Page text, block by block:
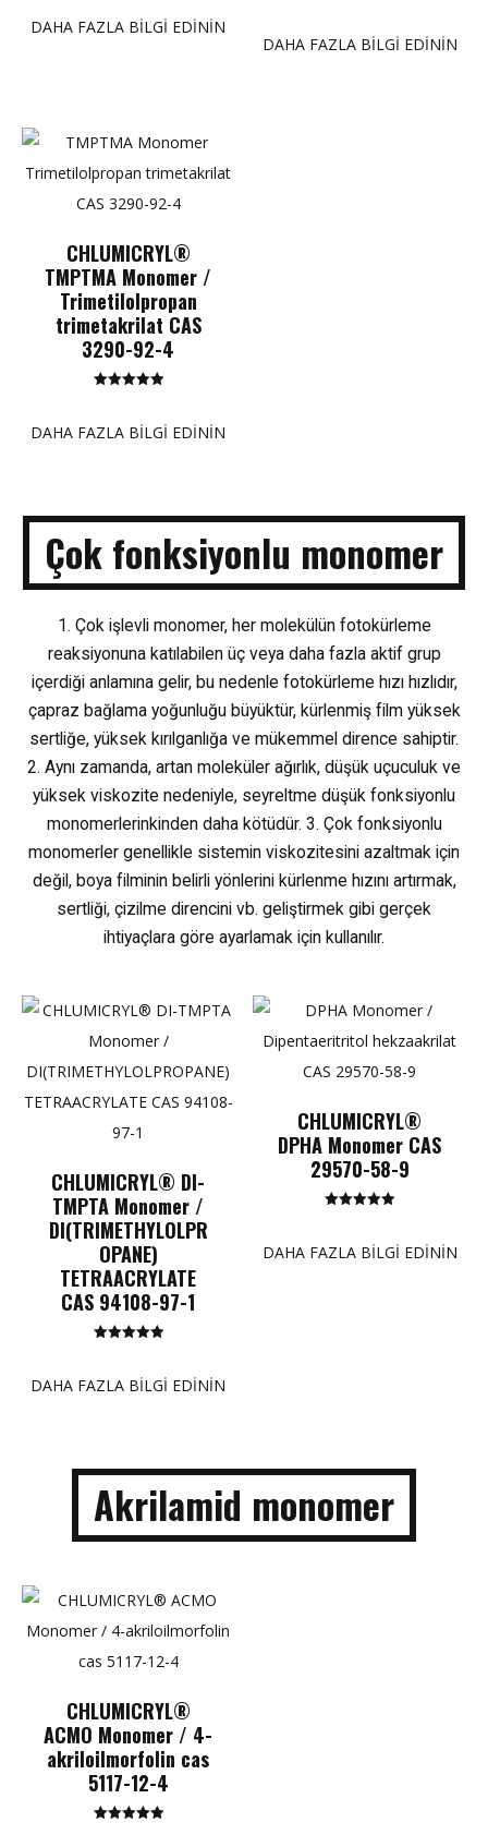
puan
DAHA FAZLA BILGI EDININ
puan
DAHA FAZLA BILGI EDININ
CHLUMICRYL®
TMPTMA Monomer /
Trimetilolpropan
trimetakrilat CAS
3290-92-4
puan
DAHA FAZLA BILGI EDININ
Çok fonksiyonlu monomer
1. Çok işlevli monomer, her molekülün fotokürleme
reaksiyonuna katılabilen üç veya daha fazla aktif grup
içerdiği anlamına gelir, bu nedenle fotokürleme hızı hızlıdır,
çapraz bağlama yoğunluğu büyüktür, kürlenmiş film yüksek
sertliğe, yüksek kırılganlığa ve mükemmel dirence sahiptir.
2. Aynı zamanda, artan moleküler ağırlık, düşük uçuculuk ve
yüksek viskozite nedeniyle, seyreltme düşük fonksiyonlu
monomerlerinkinden daha kötüdür. 3. Çok fonksiyonlu
monomerler genellikle sistemin viskozitesini azaltmak için
değil, boya filminin belirli yönlerini kürlenme hızını artırmak,
sertliği, çizilme direncini vb. geliştirmek gibi gerçek
ihtiyaçlara göre ayarlamak için kullanılır.
CHLUMICRYL® DI-
TMPTA Monomer /
DI(TRIMETHYLOLPR
OPANE)
TETRAACRYLATE
CAS 94108-97-1
puan
DAHA FAZLA BILGI EDININ
CHLUMICRYL®
DPHA Monomer CAS
29570-58-9
DAHA FAZLA BILGI EDININ
Akrilamid monomer
CHLUMICRYL®
ACMO Monomer / 4-
akriloilmorfolin cas
5117-12-4